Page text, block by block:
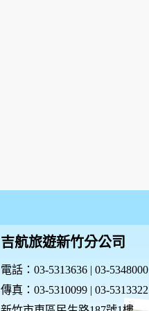
吉航旅遊新竹分公司
電話：03-5313636 | 03-5348000
傳真：03-5310099 | 03-5313322